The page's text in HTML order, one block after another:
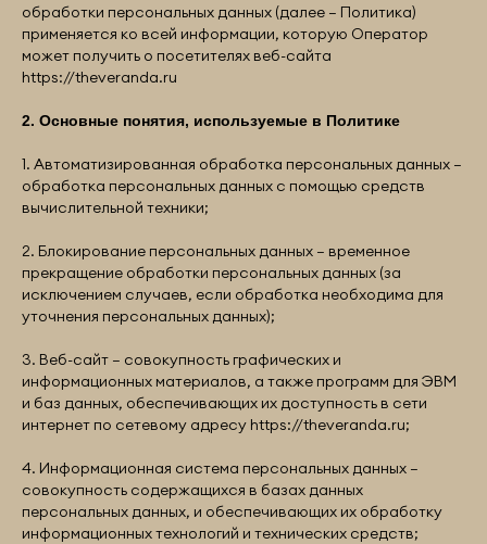
обработки персональных данных (далее – Политика)
применяется ко всей информации, которую Оператор
может получить о посетителях веб-сайта
https://theveranda.ru
2. Основные понятия, используемые в Политике
1. Автоматизированная обработка персональных данных –
обработка персональных данных с помощью средств
вычислительной техники;
2. Блокирование персональных данных – временное
прекращение обработки персональных данных (за
исключением случаев, если обработка необходима для
уточнения персональных данных);
3. Веб-сайт – совокупность графических и
информационных материалов, а также программ для ЭВМ
и баз данных, обеспечивающих их доступность в сети
интернет по сетевому адресу https://theveranda.ru;
4. Информационная система персональных данных —
совокупность содержащихся в базах данных
персональных данных, и обеспечивающих их обработку
информационных технологий и технических средств;